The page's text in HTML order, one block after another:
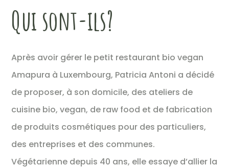
Qui sont-ils?
Après avoir gérer le petit restaurant bio vegan
Amapura à Luxembourg, Patricia Antoni a décidé
de proposer, à son domicile, des ateliers de
cuisine bio, vegan, de raw food et de fabrication
de produits cosmétiques pour des particuliers,
des entreprises et des communes.
Végétarienne depuis 40 ans, elle essaye d’allier la